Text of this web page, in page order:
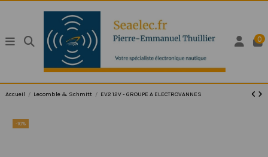
0
Accueil Lecomble & Schmitt EV2 12V - GROUPE A ELECTROVANNES
-10%